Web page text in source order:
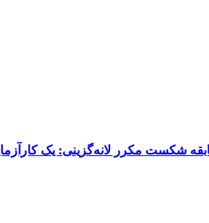
شکست مکرر لانه‌گزینی: یک